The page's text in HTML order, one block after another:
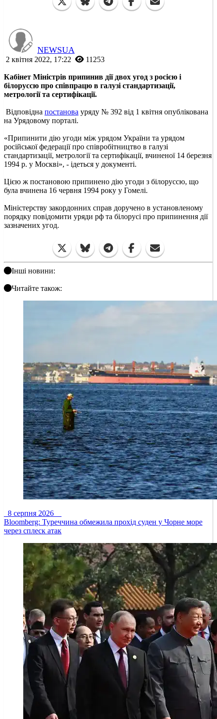
NEWSUA
2 квітня 2022, 17:22 11253
Кабінет Міністрів припинив дії двох угод з росією і
білоруссю про співпрацю в галузі стандартизації,
метрології та сертифікації.
Відповідна постанова уряду № 392 від 1 квітня опублікована
на Урядовому порталі.
«Припинити дію угоди між урядом України та урядом
російської федерації про співробітництво в галузі
стандартизації, метрології та сертифікації, вчиненої 14 березня
1994 р. у Москві», - ідеться у документі.
Цією ж постановою припинено дію угоди з білоруссю, що
була вчинена 16 червня 1994 року у Гомелі.
Міністерству закордонних справ доручено в установленому
порядку повідомити уряди рф та білорусі про припинення дії
зазначених угод.
Інші новини:
Читайте також:
8 серпня 2026
Bloomberg: Туреччина обмежила прохід суден у Чорне море
через сплеск атак